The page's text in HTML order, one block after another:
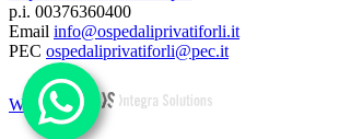
p.i. 00376360400
Email info@ospedaliprivatiforli.it
PEC ospedaliprivatiforli@pec.it
Web Agency